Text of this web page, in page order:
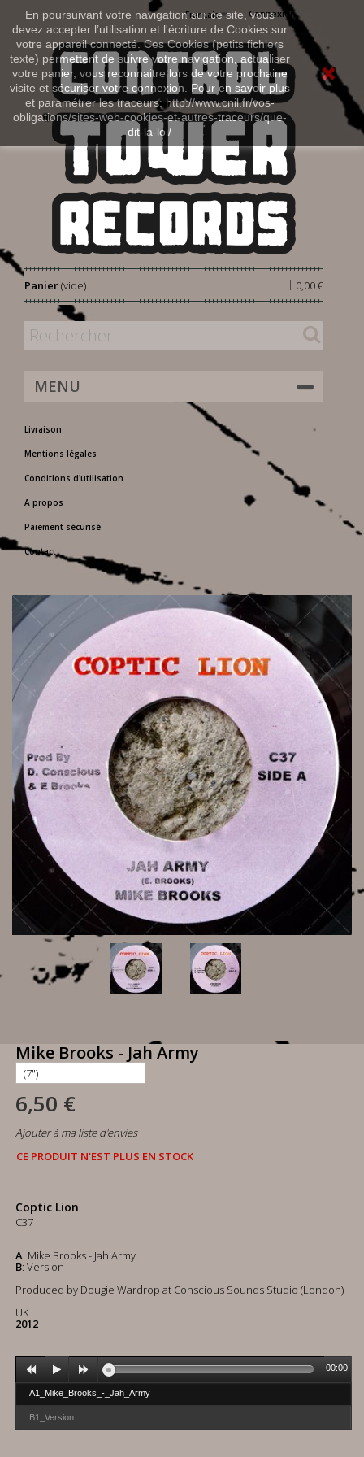
En poursuivant votre navigation sur ce site, vous
devez accepter l’utilisation et l'écriture de Cookies sur
votre appareil connecté. Ces Cookies (petits fichiers
texte) permettent de suivre votre navigation, actualiser
votre panier, vous reconnaitre lors de votre prochaine
visite et sécuriser votre connexion. Pour en savoir plus
et paramétrer les traceurs: http://www.cnil.fr/vos-
obligations/sites-web-cookies-et-autres-traceurs/que-
dit-la-loi/
Connexion
Français
Panier 0,00 €
|
(vide)
MENU
Livraison
Mentions légales
Conditions d'utilisation
A propos
Paiement sécurisé
Contact
Mike Brooks - Jah Army
6,50 €
Ajouter à ma liste d'envies
CE PRODUIT N'EST PLUS EN STOCK
Coptic Lion
C37
A: Mike Brooks - Jah Army
B: Version
Produced by Dougie Wardrop at Conscious Sounds Studio (London)
UK
2012
A1_Mike_Brooks_-_Jah_Army
B1_Version
00:00